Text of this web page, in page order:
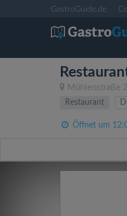
GastroGuide.de
Mühlenstraße
Restaurant
Öffnet um